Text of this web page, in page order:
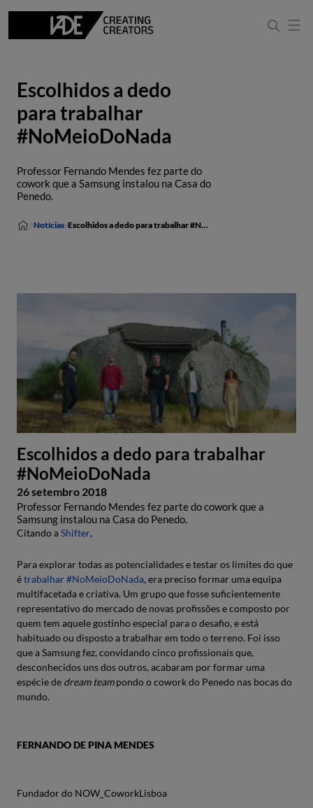
Escolhidos a dedo
para trabalhar
#NoMeioDoNada
Professor Fernando Mendes fez parte do
cowork que a Samsung instalou na Casa do
Penedo.
Notícias Escolhidos a dedo para trabalhar #NoMeioDoNada
Escolhidos a dedo para trabalhar
#NoMeioDoNada
26 setembro 2018
Professor Fernando Mendes fez parte do cowork que a
Samsung instalou na Casa do Penedo.
Citando aShifter,
Para explorar todas as potencialidades e testar os limites do que
étrabalhar #NoMeioDoNada, era preciso formar uma equipa
multifacetada e criativa. Um grupo que fosse suficientemente
representativo do mercado de novas profissões e composto por
quem tem aquele gostinho especial para o desafio, e está
habituado ou disposto a trabalhar em todo o terreno. Foi isso
que a Samsung fez, convidando cinco profissionais que,
desconhecidos uns dos outros, acabaram por formar uma
espécie de dream teampondo o cowork do Penedo nas bocas do
mundo.
FERNANDO DE PINA MENDES
Fundador do NOW_CoworkLisboa